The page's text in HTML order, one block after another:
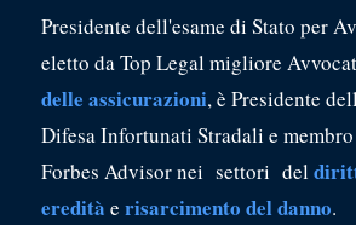
Presidente dell'esame di Stato per
eletto da Top Legal migliore
delle assicurazioni, è Presidente
Difesa Infortunati Stradali e
Forbes Advisor nei settori del
eredità e risarcimento del danno.